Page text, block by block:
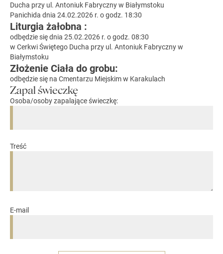
Ducha przy ul. Antoniuk Fabryczny w Białymstoku
Panichida dnia 24.02.2026 r. o godz. 18:30
Liturgia żałobna :
odbędzie się dnia 25.02.2026 r. o godz. 08:30
w Cerkwi Świętego Ducha przy ul. Antoniuk Fabryczny w
Białymstoku
Złożenie Ciała do grobu:
odbędzie się na Cmentarzu Miejskim w Karakulach
Zapal świeczkę
Osoba/osoby zapalające świeczkę:
Treść
E-mail